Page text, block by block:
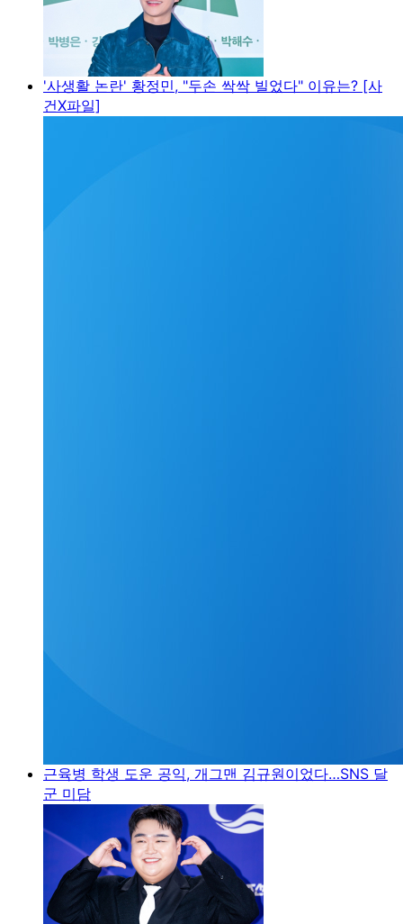
'사생활 논란' 황정민, "두손 싹싹 빌었다" 이유는? [사
건X파일]
근육병 학생 도운 공익, 개그맨 김규원이었다…SNS 달
군 미담